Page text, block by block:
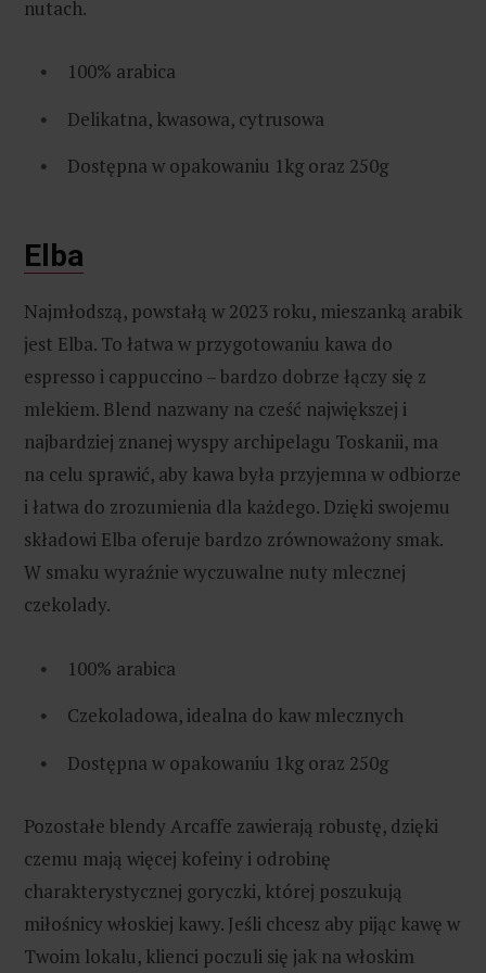
nutach.
100% arabica
Delikatna, kwasowa, cytrusowa
Dostępna w opakowaniu 1kg oraz 250g
Elba
Najmłodszą, powstałą w 2023 roku, mieszanką arabik
jest Elba. To łatwa w przygotowaniu kawa do
espresso i cappuccino – bardzo dobrze łączy się z
mlekiem. Blend nazwany na cześć największej i
najbardziej znanej wyspy archipelagu Toskanii, ma
na celu sprawić, aby kawa była przyjemna w odbiorze
i łatwa do zrozumienia dla każdego. Dzięki swojemu
składowi Elba oferuje bardzo zrównoważony smak.
W smaku wyraźnie wyczuwalne nuty mlecznej
czekolady.
100% arabica
Czekoladowa, idealna do kaw mlecznych
Dostępna w opakowaniu 1kg oraz 250g
Pozostałe blendy Arcaffe zawierają robustę, dzięki
czemu mają więcej kofeiny i odrobinę
charakterystycznej goryczki, której poszukują
miłośnicy włoskiej kawy. Jeśli chcesz aby pijąc kawę w
Twoim lokalu, klienci poczuli się jak na włoskim